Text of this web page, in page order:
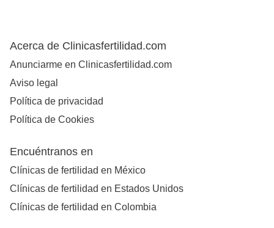
Acerca de Clinicasfertilidad.com
Anunciarme en Clinicasfertilidad.com
Aviso legal
Política de privacidad
Política de Cookies
Encuéntranos en
Clínicas de fertilidad en México
Clínicas de fertilidad en Estados Unidos
Clínicas de fertilidad en Colombia